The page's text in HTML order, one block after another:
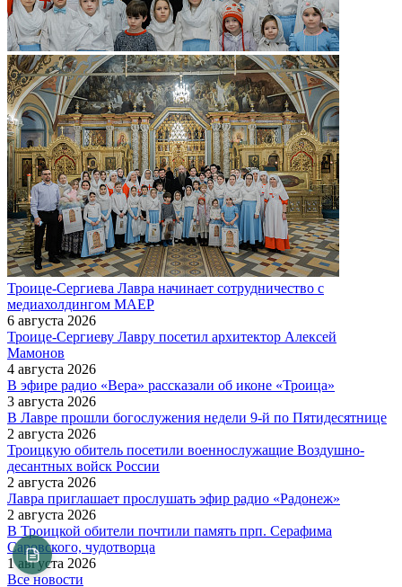
Троице-Сергиева Лавра начинает сотрудничество с
медиахолдингом МАЕР
6 августа 2026
Троице-Сергиеву Лавру посетил архитектор Алексей
Мамонов
4 августа 2026
В эфире радио «Вера» рассказали об иконе «Троица»
3 августа 2026
В Лавре прошли богослужения недели 9-й по Пятидесятнице
2 августа 2026
Троицкую обитель посетили военнослужащие Воздушно-
десантных войск России
2 августа 2026
Лавра приглашает прослушать эфир радио «Радонеж»
2 августа 2026
В Троицкой обители почтили память прп. Серафима
Саровского, чудотворца
1 августа 2026
Все новости